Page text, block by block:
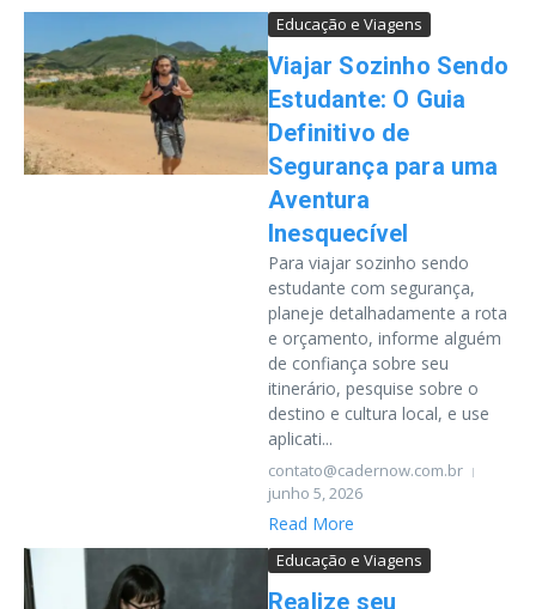
Educação e Viagens
Viajar Sozinho Sendo
Estudante: O Guia
Definitivo de
Segurança para uma
Aventura
Inesquecível
Para viajar sozinho sendo
estudante com segurança,
planeje detalhadamente a rota
e orçamento, informe alguém
de confiança sobre seu
itinerário, pesquise sobre o
destino e cultura local, e use
aplicati...
contato@cadernow.com.br
junho 5, 2026
Read More
Educação e Viagens
Realize seu